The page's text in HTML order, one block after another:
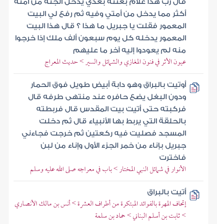
قال رب هذا غلام بعثته بعدي يدخل الجنة من أمته
أكثر مما يدخل من أمتي وفيه ثم رفع لي البيت
المعمور فقلت يا جبريل ما هذا ؟ قال هذا البيت
المعمور يدخله كل يوم سبعون ألف ملك إذا خرجوا
منه لم يعودوا إليه آخر ما عليهم
عيون الأثر في فنون المغازي والشمائل والسير > حديث المعراج
أوتيت بالبراق وهو دابة أبيض طويل فوق الحمار
ودون البغل يضع حافره عند منتهى طرفه قال
فركبته حتى أتيت بيت المقدس قال فربطته
بالحلقة التي يربط بها الأنبياء قال ثم دخلت
المسجد فصليت فيه ركعتين ثم خرجت فجاءني
جبريل بإناء من خمر الجزء الأول وإناء من لبن
فاخترت
الأنوار في شمائل النبي المختار > باب في معراجه صلى الله عليه وسلم
أتيت بالبراق
إتحاف المهرة بالفوائد المبتكرة من أطراف العشرة > أنس بن مالك الأنصاري
> ثابت بن أسلم البناني > حماد بن سلمة